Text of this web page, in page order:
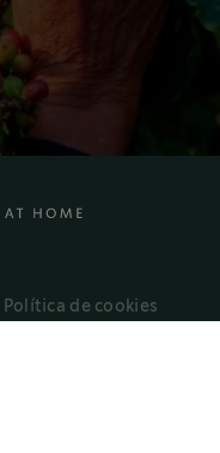
Política de cookies